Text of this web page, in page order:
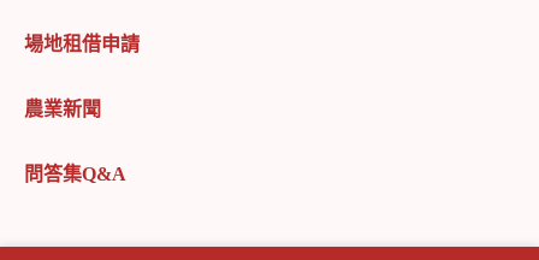
場地租借申請
農業新聞
問答集Q&A